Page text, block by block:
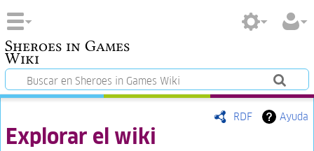
Sheroes in Games
Wiki
RDF Ayuda
Explorar el wiki